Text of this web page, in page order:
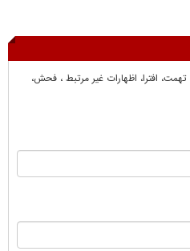
افترا، اظهارات غير مرتبط ، فحش،